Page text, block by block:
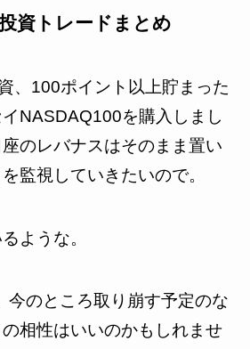
資トレードまとめ
、100ポイント以上貯まった
NASDAQ100を購入しまし
のレバナスはそのまま置い
監視していきたいので。
ような。
今のところ取り崩す予定のな
相性はいいのかもしれませ